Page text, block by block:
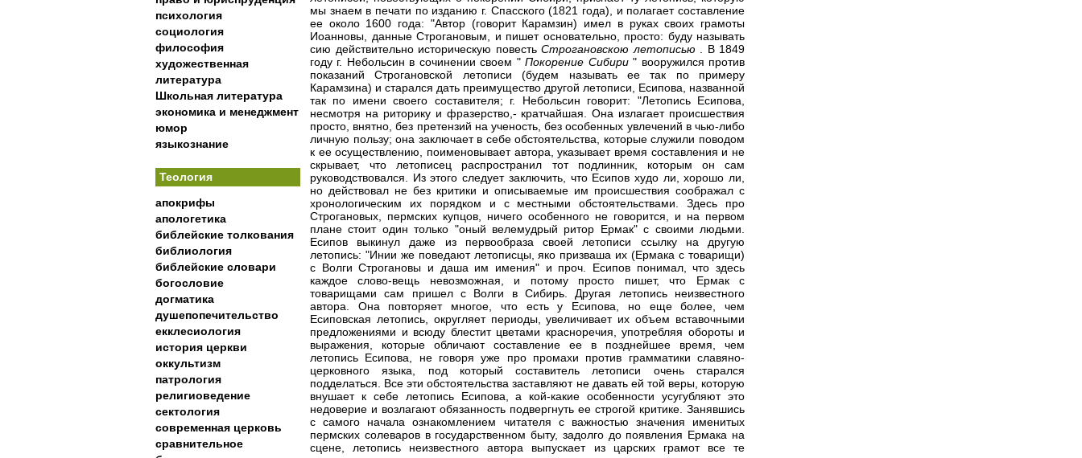
психология
социология
философия
художественная
литература
Школьная литература
экономика и менеджмент
юмор
языкознание
Теология
апокрифы
апологетика
библейские толкования
библиология
библейские словари
богословие
догматика
душепопечительство
екклесиология
история церкви
оккультизм
патрология
религиоведение
сектология
современная церковь
сравнительное
мы знаем в печати по изданию г. Спасского (1821 года), и полагает составление
ее около 1600 года: "Автор (говорит Карамзин) имел в руках своих грамоты
Иоанновы, данные Строгановым, и пишет основательно, просто: буду называть
сию действительно историческую повесть Строгановскою летописью
. В 1849
году г. Небольсин в сочинении своем "Покорение Сибири" вооружился против
показаний Строгановской летописи (будем называть ее так по примеру
Карамзина) и старался дать преимущество другой летописи, Есипова, названной
так по имени своего составителя; г. Небольсин говорит: "Летопись Есипова,
несмотря на риторику и фразерство,- кратчайшая. Она излагает происшествия
просто, внятно, без претензий на ученость, без особенных увлечений в чью-либо
личную пользу; она заключает в себе обстоятельства, которые служили поводом
к ее осуществлению, поименовывает автора, указывает время составления и не
скрывает, что летописец распространил тот подлинник, которым он сам
руководствовался. Из этого следует заключить, что Есипов худо ли, хорошо ли,
но действовал не без критики и описываемые им происшествия соображал с
хронологическим их порядком и с местными обстоятельствами. Здесь про
Строгановых, пермских купцов, ничего особенного не говорится, и на первом
плане стоит один только "оный велемудрый ритор Ермак" с своими людьми.
Есипов выкинул даже из первообраза своей летописи ссылку на другую
летопись: "Инии же поведают летописцы, яко призваша их (Ермака с товарищи)
с Волги Строгановы и даша им имения" и проч. Есипов понимал, что здесь
каждое слово-вещь невозможная, и потому просто пишет, что Ермак с
товарищами сам пришел с Волги в Сибирь. Другая летопись неизвестного
автора. Она повторяет многое, что есть у Есипова, но еще более, чем
Есиповская летопись, округляет периоды, увеличивает их объем вставочными
предложениями и всюду блестит цветами красноречия, употребляя обороты и
выражения, которые обличают составление ее в позднейшее время, чем
летопись Есипова, не говоря уже про промахи против грамматики славяно-
церковного языка, под который составитель летописи очень старался
подделаться. Все эти обстоятельства заставляют не давать ей той веры, которую
внушает к себе летопись Есипова, а кой-какие особенности усугубляют это
недоверие и возлагают обязанность подвергнуть ее строгой критике. Занявшись
с самого начала ознакомлением читателя с важностью значения именитых
пермских солеваров в государственном быту, задолго до появления Ермака на
сцене, летопись неизвестного автора выпускает из царских грамот все те